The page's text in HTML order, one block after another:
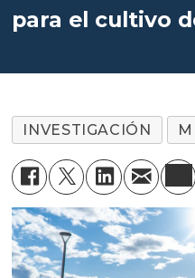
para el cultivo
INVESTIGACIÓN